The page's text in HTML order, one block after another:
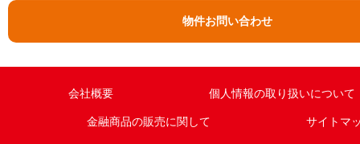
物件お問い合わせ
会社概要 個人情報の取り扱いについて
金融商品の販売に関して サイトマ